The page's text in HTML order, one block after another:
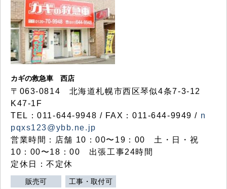
カギの救急車 西店
〒063-0814 北海道札幌市西区琴似4条7-3-12
K47-1F
TEL：011-644-9948 / FAX：011-644-9949 / n
pqxs123@ybb.ne.jp
営業時間：店舗 10：00〜19：00 土・日・祝
10：00〜18：00 出張工事24時間
定休日：不定休
販売可 工事・取付可